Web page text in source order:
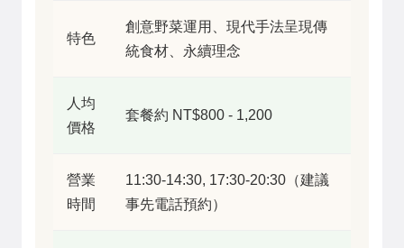
特色
創意野菜運用、現代手法呈現傳
統食材、永續理念
人均
價格
套餐約 NT$800 - 1,200
營業
時間
11:30-14:30, 17:30-20:30（建議
事先電話預約）